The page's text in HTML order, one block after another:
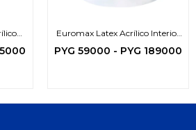
Euromax Latex Acrílico Interior
- Exterior (zona protegida)
PYG 59000 - PYG 189000